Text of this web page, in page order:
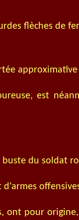
flèches de
approximative
est
buste du soldat
ont pour